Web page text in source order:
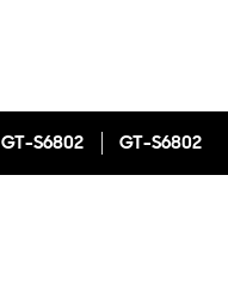
GT-S6802
GT-S6802